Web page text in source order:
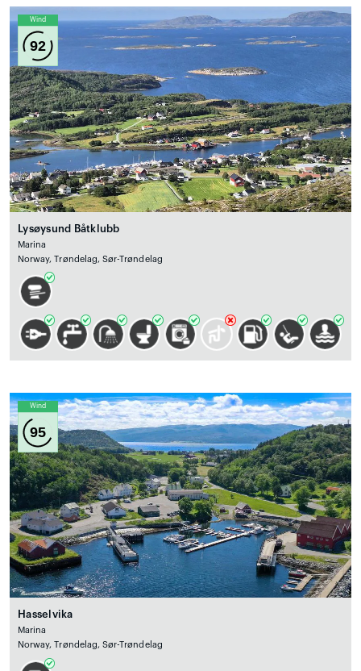
Wind
92
Lysøysund Båtklubb
Marina
Norway, Trøndelag, Sør-Trøndelag
Wind
95
Hasselvika
Marina
Norway, Trøndelag, Sør-Trøndelag